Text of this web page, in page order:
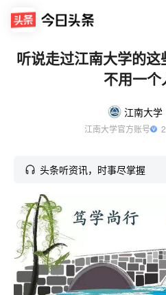
听说走过江南大学的
不用一个
江南大学
江南大学官方账号
头条听资讯，时事尽掌握